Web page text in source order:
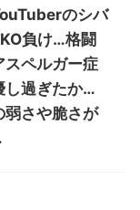
のシバ
負け…格闘
スペルガー症
し過ぎたか…
弱さや脆さが